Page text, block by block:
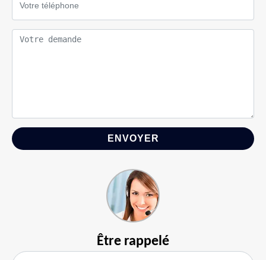
Être rappelé